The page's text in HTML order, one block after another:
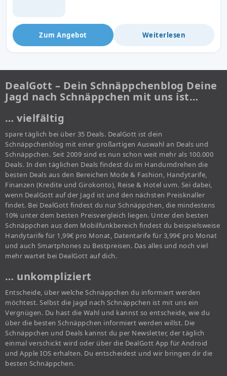
Zum Angebot Weiterlesen
DealGott – Dein Schnäppchenblog Deine
Jagd nach Schnäppchen mit uns ist…
… vielfältig
spare täglich bei über 35 Deals. DealGott ist dein
Schnäppchenblog mit einer großartigen Auswahl an Deals und
Schnäppchen. Seit 2009 sind es nun schon weit mehr als 100.000
Deals. In den täglichen Deals findest du im Handumdrehen die
besten Deals aus den Bereichen Mode & Fashion, Handytarife,
Finanzen (Kredite und Girokonto), Reise & Hotel uvm. Sei dabei,
wenn DealGott auf der Jagd ist und den nächsten Preisknaller
findet. Bei DealGott findest du nur Schnäppchen, die mindestens
10% unter dem besten Preisvergleich liegen. Unter den besten
Schnäppchen aus dem Mobilfunkbereich findest du beispielsweise
Handytarife für 1,99€ pro Monat, Datentarife für 3,99€ pro Monat
und auch Smartphones zu Bestpreisen. Das alles und noch viel
mehr wartet bei DealGott auf dich.
… unkompliziert
Entscheide, über welche Schnäppchen du informiert werden
möchtest. Selbst die Jagd nach Schnäppchen ist mit uns ein
Vergnügen. Du hast die Wahl und kannst so entscheide, wie du
über die besten Schnäppchen informiert werden willst. Die
Schnäppchen und Deals kannst du per Newsletter, der täglich
einmal verschickt wird oder über die DealGott App für Android
und Apple IOS erhalten. Du entscheidest und wir bringen dir die
besten Schnäppchen.